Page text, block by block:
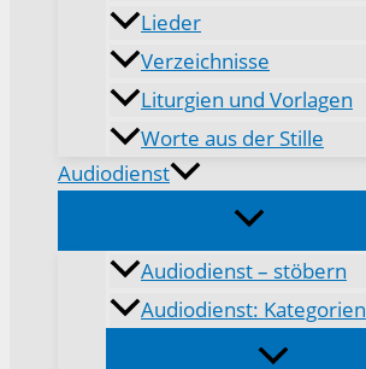
Lieder
Verzeichnisse
Liturgien und Vorlagen
Worte aus der Stille
Audiodienst
Audiodienst – stöbern
Audiodienst: Kategorien